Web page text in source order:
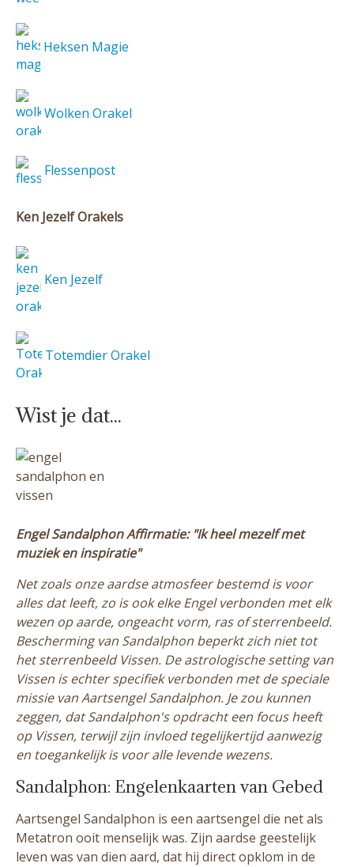
Heksen Magie
Wolken Orakel
Flessenpost
Ken Jezelf Orakels
Ken Jezelf
Totemdier Orakel
Wist je dat...
Engel Sandalphon Affirmatie: "Ik heel mezelf met
muziek en inspiratie"
Net zoals onze aardse atmosfeer bestemd is voor
alles dat leeft, zo is ook elke Engel verbonden met elk
wezen op aarde, ongeacht vorm, ras of sterrenbeeld.
Bescherming van Sandalphon beperkt zich niet tot
het sterrenbeeld Vissen. De astrologische setting van
Vissen is echter specifiek verbonden met de speciale
missie van Aartsengel Sandalphon. Je zou kunnen
zeggen, dat Sandalphon's opdracht een focus heeft
op Vissen, terwijl zijn invloed tegelijkertijd aanwezig
en toegankelijk is voor alle levende wezens.
Sandalphon: Engelenkaarten van Gebed
Aartsengel Sandalphon is een aartsengel die net als
Metatron ooit menselijk was. Zijn aardse geestelijk
leven was van dien aard, dat hij direct opklom in de